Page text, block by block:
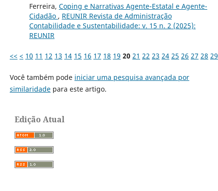
Ferreira, Coping e Narrativas Agente-Estatal e Agente-
Cidadão , REUNIR Revista de Administração
Contabilidade e Sustentabilidade: v. 15 n. 2 (2025):
REUNIR
<< < 10 11 12 13 14 15 16 17 18 19 20 21 22 23 24 25 26 27 28 29
Você também pode iniciar uma pesquisa avançada por
similaridadepara este artigo.
Edição Atual